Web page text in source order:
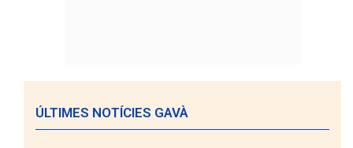
ÚLTIMES NOTÍCIES GAVÀ